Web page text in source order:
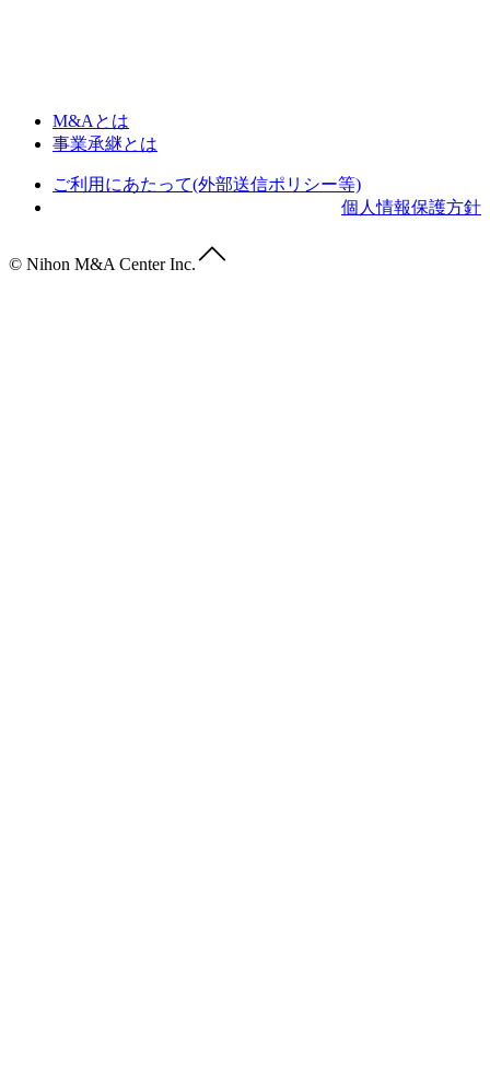
M&Aとは
事業承継とは
ご利用にあたって(外部送信ポリシー等)
個人情報保護方針
© Nihon M&A Center Inc.